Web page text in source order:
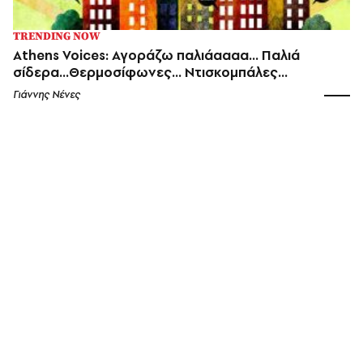
TRENDING NOW
Athens Voices: Αγοράζω παλιάαααα… Παλιά
σίδερα…Θερμοσίφωνες… Ντισκομπάλες…
Γιάννης Νένες